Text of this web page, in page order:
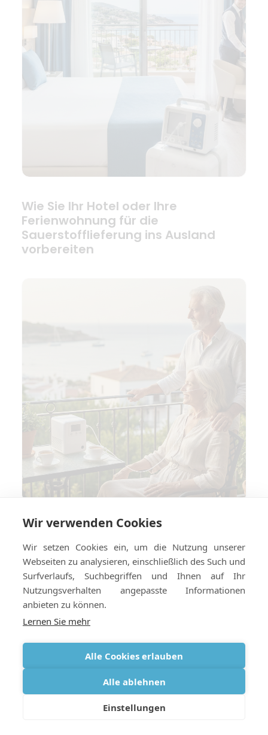
Wie Sie Ihr Hotel oder Ihre
Ferienwohnung für die
Sauerstofflieferung ins Ausland
vorbereiten
Reisen mit COPD im Jahr 2026: Was
hat sich geändert und was bleibt
gleich?
Wir verwenden Cookies
Wir setzen Cookies ein, um die Nutzung unserer
Webseiten zu analysieren, einschließlich des Such und
Surfverlaufs, Suchbegriffen und Ihnen auf Ihr
Nutzungsverhalten angepasste Informationen
anbieten zu können.
Lernen Sie mehr
Alle Cookies erlauben
Alle ablehnen
Einstellungen